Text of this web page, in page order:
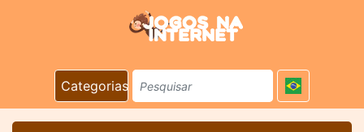
Categorias